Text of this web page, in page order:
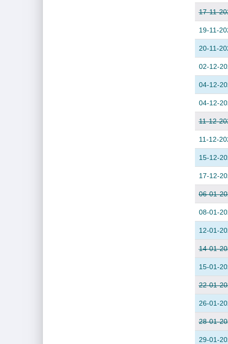
17-11-
19-11-
20-11-
02-12-
04-12-
04-12-
11-12-
11-12-
15-12-
17-12-
06-01-
08-01-
12-01-
14-01-
15-01-
22-01-
26-01-
28-01-
29-01-